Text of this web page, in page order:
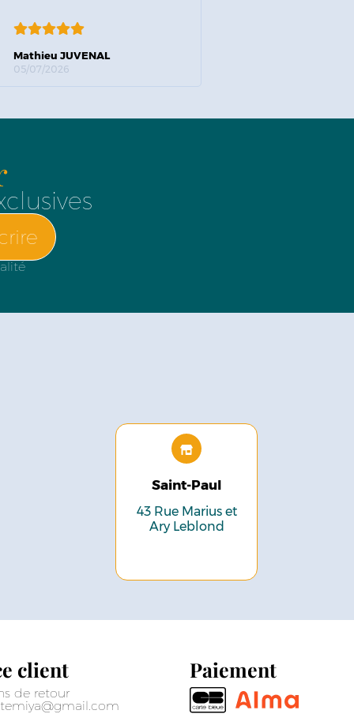
Mathieu JUVENAL
05/07/2026
Saint-Paul
43 Rue Marius et
Ary Leblond
client
de retour
Paiement